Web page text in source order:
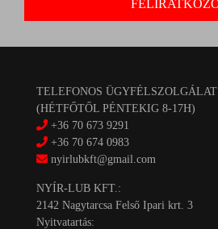
TELEFONOS ÜGYFÉLSZOLGÁLAT
(HÉTFŐTŐL PÉNTEKIG 8-17H)
+36 70 673 9291
+36 70 674 0983
nyirlubkft@gmail.com
NYÍR-LUB KFT.:
2142 Nagytarcsa Felső Ipari krt. 3
Nyitvatartás: